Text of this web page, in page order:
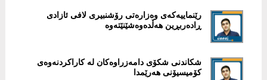
رێنماییەکەى وەزارەتى رۆشنبیرى لافى ئازادى
ڕادەربڕین هەڵدەوەشێنێتەوە
شكاندنی شكۆی دامەزراوەكان لە كاراكردنەوەی
كۆمیسیۆنی هەرێمدا